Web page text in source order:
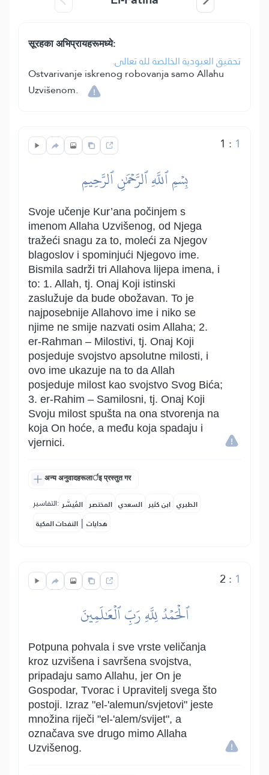
सूरहका अभिप्रायहरूमध्ये:
تحقيق العبودية الخالصة لله تعالى.
Ostvarivanje iskrenog robovanja samo Allahu
Uzvišenom.
1 : 1
بِسۡمِ ٱللَّهِ ٱلرَّحۡمَٰنِ ٱلرَّحِيمِ
Svoje učenje Kur’ana počinjem s
imenom Allaha Uzvišenog, od Njega
tražeći snagu za to, moleći za Njegov
blagoslov i spominjući Njegovo ime.
Bismila sadrži tri Allahova lijepa imena, i
to: 1. Allah, tj. Onaj Koji istinski
zaslužuje da bude obožavan. To je
najposebnije Allahovo ime i niko se
njime ne smije nazvati osim Allaha; 2.
er-Rahman – Milostivi, tj. Onaj Koji
posjeduje svojstvo apsolutne milosti, i
ovo ime ukazuje na to da Allah
posjeduje milost kao svojstvo Svog Bića;
3. er-Rahim – Samilosni, tj. Onaj Koji
Svoju milost spušta na ona stvorenja na
koja On hoće, a među koja spadaju i
vjernici.
अन्य अनुवादहरूलार्इ प्रस्तुत गर
التفاسير: المُيسَّر المختصر السعدي ابن كثير الطبري
النفحات المكية | هدايات
2 : 1
ٱلۡحَمۡدُ لِلَّهِ رَبِّ ٱلۡعَٰلَمِينَ
Potpuna pohvala i sve vrste veličanja
kroz uzvišena i savršena svojstva,
pripadaju samo Allahu, jer On je
Gospodar, Tvorac i Upravitelj svega što
postoji. Izraz "el-'alemun/svjetovi" jeste
množina riječi "el-'alem/svijet", a
označava sve drugo mimo Allaha
Uzvišenog.